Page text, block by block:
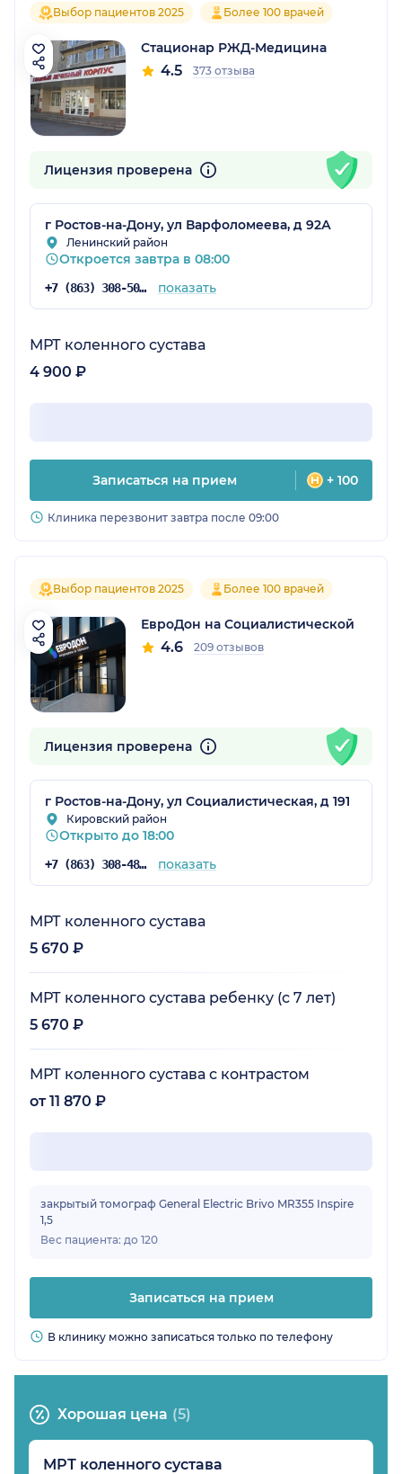
Выбор пациентов 2025 Более 100 врачей
Стационар РЖД-Медицина
4.5 373 отзыва
Лицензия проверена
г Ростов-на-Дону, ул Варфоломеева, д 92А
Ленинский район
Откроется завтра в 08:00
+7 (863) 308-50-43 показать
МРТ коленного сустава
4 900 ₽
Записаться на прием + 100
Клиника перезвонит завтра после 09:00
Выбор пациентов 2025 Более 100 врачей
ЕвроДон на Социалистической
4.6 209 отзывов
Лицензия проверена
г Ростов-на-Дону, ул Социалистическая, д 191
Кировский район
Открыто до 18:00
+7 (863) 308-48-57 показать
МРТ коленного сустава
5 670 ₽
МРТ коленного сустава ребенку (с 7 лет)
5 670 ₽
МРТ коленного сустава с контрастом
от 11 870 ₽
закрытый томограф General Electric Brivo MR355 Inspire
1,5
Вес пациента: до 120
Записаться на прием
В клинику можно записаться только по телефону
Хорошая цена (5)
МРТ коленного сустава